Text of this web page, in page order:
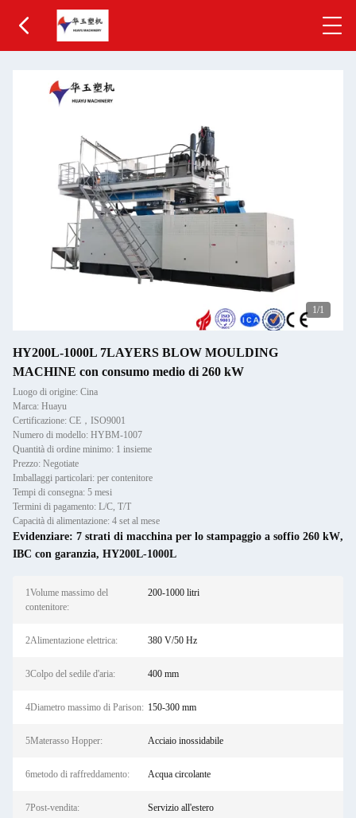
1/1
HY200L-1000L 7LAYERS BLOW MOULDING
MACHINE con consumo medio di 260 kW
Luogo di origine: Cina
Marca: Huayu
Certificazione: CE，ISO9001
Numero di modello: HYBM-1007
Quantità di ordine minimo: 1 insieme
Prezzo: Negotiate
Imballaggi particolari: per contenitore
Tempi di consegna: 5 mesi
Termini di pagamento: L/C, T/T
Capacità di alimentazione: 4 set al mese
Evidenziare: 7 strati di macchina per lo stampaggio a soffio 260 kW,
IBC con garanzia, HY200L-1000L
1Volume massimo del
contenitore:
200-1000 litri
2Alimentazione elettrica: 380 V/50 Hz
3Colpo del sedile d'aria: 400 mm
4Diametro massimo di Parison: 150-300 mm
5Materasso Hopper: Acciaio inossidabile
6metodo di raffreddamento: Acqua circolante
7Post-vendita: Servizio all'estero